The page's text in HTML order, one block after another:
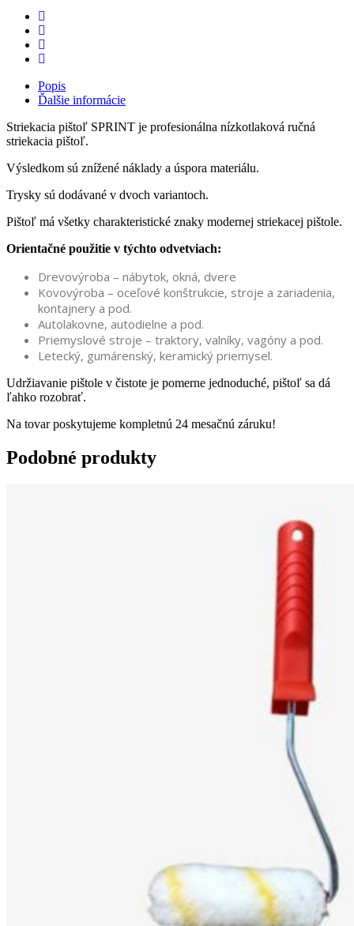
Popis
Ďalšie informácie
Striekacia pištoľ SPRINT je profesionálna nízkotlaková ručná
striekacia pištoľ.
Výsledkom sú znížené náklady a úspora materiálu.
Trysky sú dodávané v dvoch variantoch.
Pištoľ má všetky charakteristické znaky modernej striekacej pištole.
Orientačné použitie v týchto odvetviach:
Drevovýroba – nábytok, okná, dvere
Kovovýroba – oceľové konštrukcie, stroje a zariadenia,
kontajnery a pod.
Autolakovne, autodielne a pod.
Priemyslové stroje – traktory, valníky, vagóny a pod.
Letecký, gumárenský, keramický priemysel.
Udržiavanie pištole v čistote je pomerne jednoduché, pištoľ sa dá
ľahko rozobrať.
Na tovar poskytujeme kompletnú 24 mesačnú záruku!
Podobné produkty